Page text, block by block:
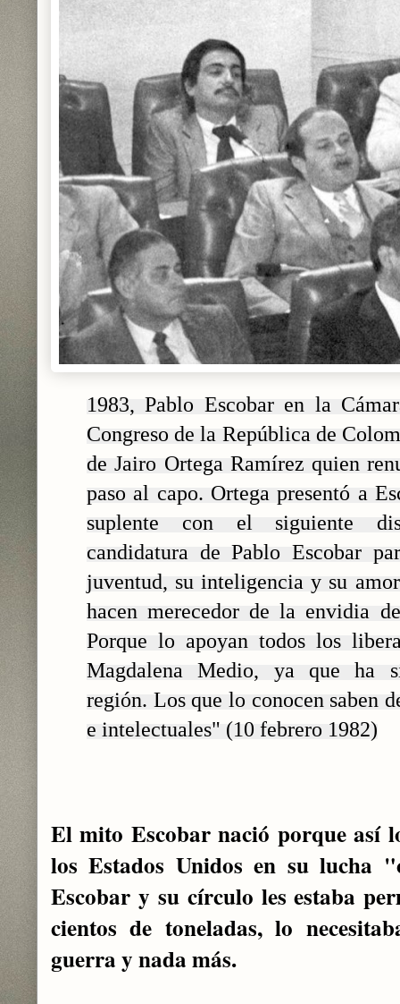
1983, Pablo Escobar en la
Congreso de la República de
de Jairo Ortega Ramírez quien
paso al capo. Ortega presentó a
suplente con el siguiente
candidatura de Pablo Escobar
juventud, su inteligencia y su
hacen merecedor de la envidia
Porque lo apoyan todos los
Magdalena Medio, ya que ha
región. Los que lo conocen saben
e intelectuales" (10 febrero 1982)
El mito Escobar nació porque así
los Estados Unidos en su lucha
Escobar y su círculo les estaba
cientos de toneladas, lo
guerra y nada más.